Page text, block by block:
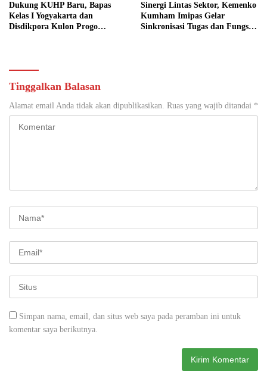
Dukung KUHP Baru, Bapas
Kelas I Yogyakarta dan
Disdikpora Kulon Progo
Sinergi Lintas Sektor, Kemenko
Kumham Imipas Gelar
Sinkronisasi Tugas dan Fungsi
Tinggalkan Balasan
Alamat email Anda tidak akan dipublikasikan. Ruas yang wajib ditandai *
Simpan nama, email, dan situs web saya pada peramban ini untuk
komentar saya berikutnya.